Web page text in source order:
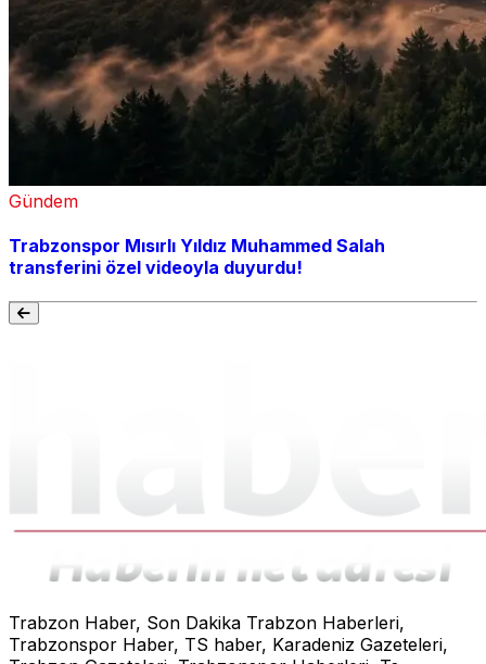
Gündem
Trabzonspor Mısırlı Yıldız Muhammed Salah
transferini özel videoyla duyurdu!
Trabzon Haber, Son Dakika Trabzon Haberleri,
Trabzonspor Haber, TS haber, Karadeniz Gazeteleri,